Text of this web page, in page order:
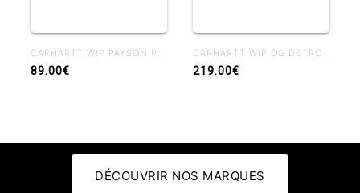
CARHARTT WIP PAYSON PANT BLUE RIGID
89.00€
CARHARTT WIP OG DETROIT JACKET WIP H BROWN / TOBACCO RIGID
219.00€
DÉCOUVRIR NOS MARQUES